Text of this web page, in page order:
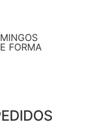
FORMA